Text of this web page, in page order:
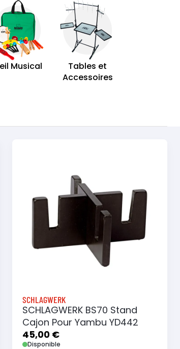
Musical
Tables et
Accessoires
SCHLAGWERK
SCHLAGWERK BS70 Stand
Cajon Pour Yambu YD442
45,00 €
Disponible